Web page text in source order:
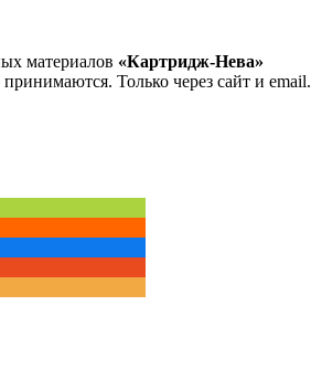
материалов «Картридж-Нева»
Только через сайт и email.